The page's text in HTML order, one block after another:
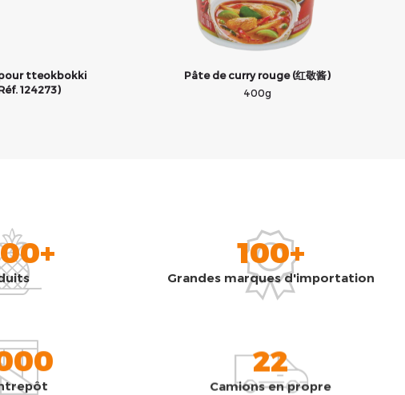
tteokbokki
124273)
Pâte de curry rouge (红敬酱)
400g
100+
Grandes marques d'importation
22
Camions en propre